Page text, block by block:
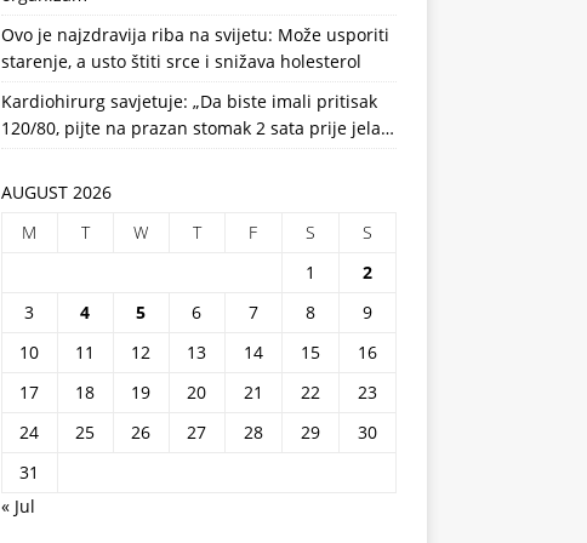
Ovo je najzdravija riba na svijetu: Može usporiti
starenje, a usto štiti srce i snižava holesterol
Kardiohirurg savjetuje: „Da biste imali pritisak
120/80, pijte na prazan stomak 2 sata prije jela…
AUGUST 2026
M
T W T F S
S
1
2
3
4 5 6 7 8
9
10
11 12 13 14 15
16
17
18 19 20 21 22
23
24
25 26 27 28 29
30
31
« Jul